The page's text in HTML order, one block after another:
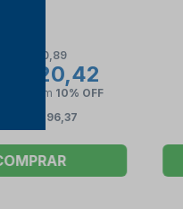
R$ 600,89
520,42
com 10% OFF
R$ 96,37